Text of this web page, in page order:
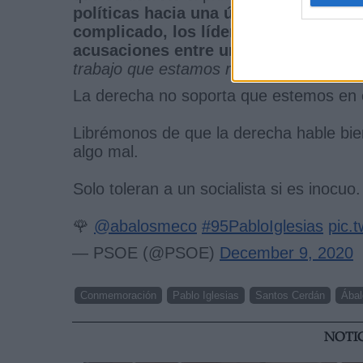
políticas hacia una única dirección
complicado, los líderes de la
acusaciones entre unos y otros
, a
trabajo que estamos realizando, como
La derecha no soporta que estemos
Librémonos de que la derecha hable
algo mal.
Solo toleran a un socialista si es inocuo.
🌹 @abalosmeco #95PabloIglesias
— PSOE (@PSOE) December 9, 2020
Conmemoración Pablo Iglesias Santos Cerdán